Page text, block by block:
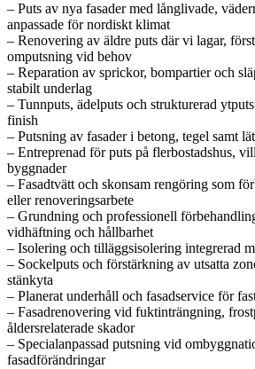
– Puts av nya fasader med långlivade,
anpassade för nordiskt klimat
– Renovering av äldre puts där vi lagar,
omputsning vid behov
– Reparation av sprickor, bompartier och
stabilt underlag
– Tunnputs, ädelputs och strukturerad
finish
– Putsning av fasader i betong, tegel samt
– Entreprenad för puts på flerbostadshus,
byggnader
– Fasadtvätt och skonsam rengöring som
eller renoveringsarbete
– Grundning och professionell
vidhäftning och hållbarhet
– Isolering och tilläggsisolering integrerad
– Sockelputs och förstärkning av utsatta
stänkyta
– Planerat underhåll och fasadservice för
– Fasadrenovering vid fuktinträngning,
åldersrelaterade skador
– Specialanpassad putsning vid
fasadförändringar